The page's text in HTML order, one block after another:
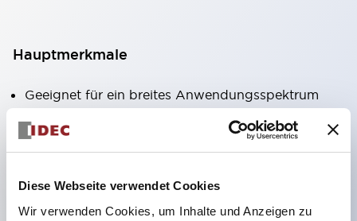
Diese Webseite verwendet Cookies
Wir verwenden Cookies, um Inhalte und Anzeigen zu
Hauptmerkmale
Geeignet für ein breites Anwendungsspektrum
von der Konsumelektronik bis zum FA-Bereich
LED-Beleuchtungseinheit mit integriertem
LED-Lampenkörper
Schutzarten IP40 und IP65 vollständig verfügbar